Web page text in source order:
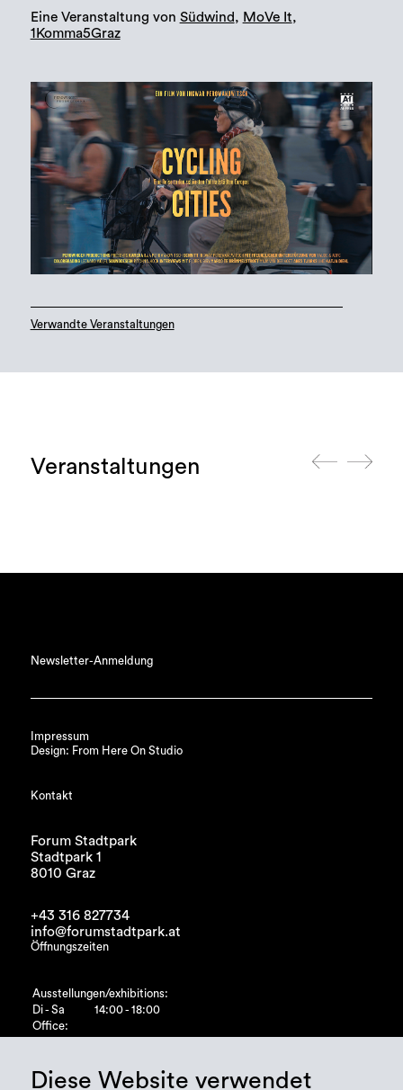
Eine Veranstaltung von Südwind, MoVe It,
1Komma5Graz
Verwandte Veranstaltungen
Veranstaltungen
Newsletter-Anmeldung
Impressum
Design: From Here On Studio
Kontakt
Forum Stadtpark
Stadtpark 1
8010 Graz
+43 316 827734
info@forumstadtpark.at
Öffnungszeiten
Ausstellungen/exhibitions:
Di - Sa
14:00 - 18:00
Office:
Diese Website verwendet